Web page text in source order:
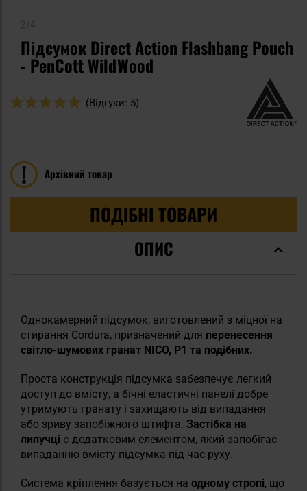
Підсумок Direct Action Flashbang Pouch
- PenCott WildWood
Оцінка:
(Відгуки: 5)
Архівний товар
ПОДІБНІ ТОВАРИ
ОПИС
Однокамерний підсумок, виготовлений з міцної на
стирання Cordura, призначений для перенесення
світло-шумових гранат NICO, P1 та подібних.
Проста конструкція підсумка забезпечує легкий
доступ до вмісту, а бічні еластичні панелі добре
утримують гранату і захищають від випадання
або зриву запобіжного штифта. Застібка на
липучці є додатковим елементом, який запобігає
випаданню вмісту підсумка під час руху.
Система кріплення базується на одному стропі, що